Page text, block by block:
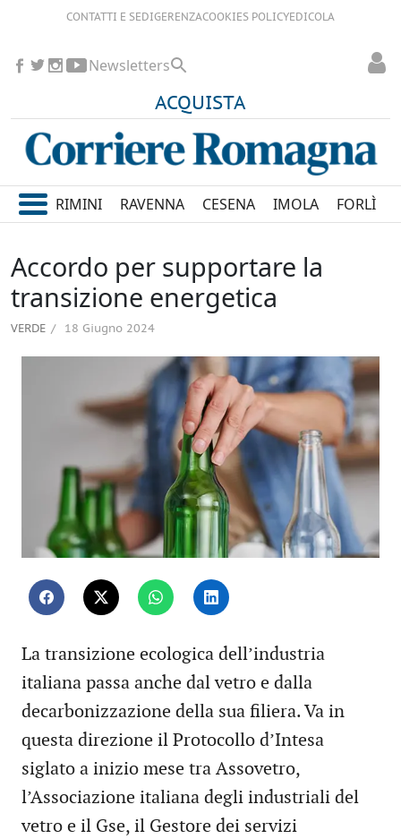
CONTATTI E SEDIGERENZACOOKIES POLICYEDICOLA
ACQUISTA
Newsletters
RIMINI RAVENNA CESENA IMOLA FORLÌ
Accordo per supportare la
transizione energetica
VERDE 18 Giugno 2024
La transizione ecologica dell’industria
italiana passa anche dal vetro e dalla
decarbonizzazione della sua filiera. Va in
questa direzione il Protocollo d’Intesa
siglato a inizio mese tra Assovetro,
l’Associazione italiana degli industriali del
vetro e il Gse, il Gestore dei servizi